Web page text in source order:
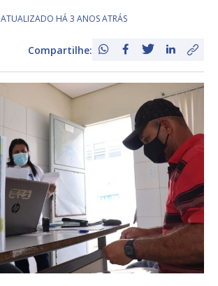
ATUALIZADO HÁ 3 ANOS ATRÁS
Compartilhe: